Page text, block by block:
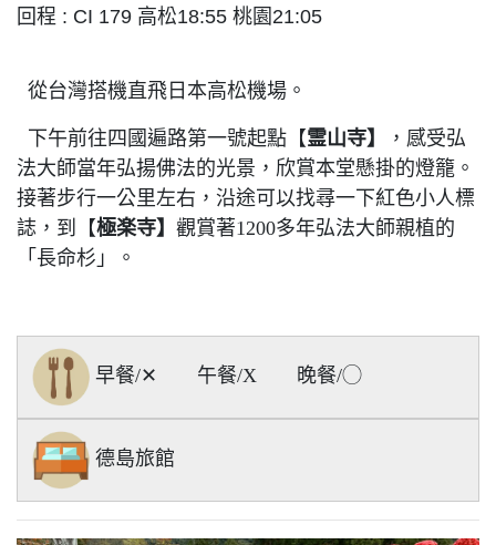
回程 : CI 179 高松18:55 桃園21:05
從台灣搭機直飛日本高松機場。
下午前往四國遍路第一號起點【霊山寺】
，感受弘
法大師當年弘揚佛法的光景，欣賞本堂懸掛的燈籠。
接著步行一公里左右，沿途可以找尋一下紅色小人標
誌，到【極楽寺】 觀賞著1200多年弘法大師親植的
「長命杉」。
早餐/✕ 午餐/X 晚餐/◯
德島旅館